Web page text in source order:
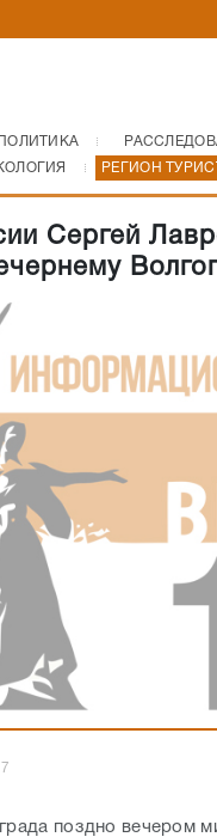
ПОЛИТИКА
РЕГИОН
Сергей
поздно вечером